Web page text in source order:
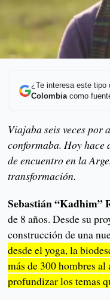
¿Te interesa este tipo
Colombiacomo
Viajaba seis veces por
conformaba. Hoy hace
de encuentro en la
transformación.
Sebastián “Kadhim”
de 8 años. Desde su
construcción de una
desde el yoga, la
más de 300 hombres
profundizar los temas